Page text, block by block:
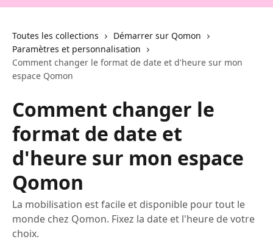
Toutes les collections
Démarrer sur Qomon
Paramètres et personnalisation
Comment changer le format de date et d'heure sur mon
espace Qomon
Comment changer le
format de date et
d'heure sur mon espace
Qomon
La mobilisation est facile et disponible pour tout le
monde chez Qomon. Fixez la date et l'heure de votre
choix.